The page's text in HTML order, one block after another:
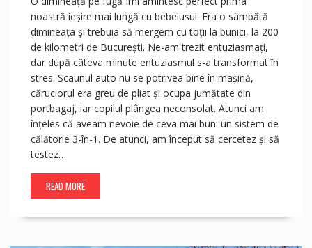
noastră ieșire mai lungă cu bebelușul. Era o sâmbătă
dimineața și trebuia să mergem cu toții la bunici, la 200
de kilometri de București. Ne-am trezit entuziasmați,
dar după câteva minute entuziasmul s-a transformat în
stres. Scaunul auto nu se potrivea bine în mașină,
căruciorul era greu de pliat și ocupa jumătate din
portbagaj, iar copilul plângea neconsolat. Atunci am
înțeles că aveam nevoie de ceva mai bun: un sistem de
călătorie 3-în-1. De atunci, am început să cercetez și să
testez…
READ MORE